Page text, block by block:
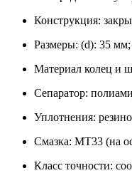
Конструкция:
Размеры: (d): 35
Материал колец и
Сепаратор:
Уплотнения:
Смазка: MT33 (на
Класс точности: